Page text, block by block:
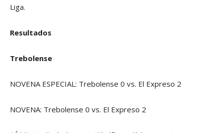
Liga.
Resultados
Trebolense
NOVENA ESPECIAL: Trebolense 0 vs. El Expreso 2
NOVENA: Trebolense 0 vs. El Expreso 2